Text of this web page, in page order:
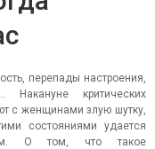
перепады настроения,
Накануне критических
с женщинами злую шутку,
состояниями удается
О том, что такое